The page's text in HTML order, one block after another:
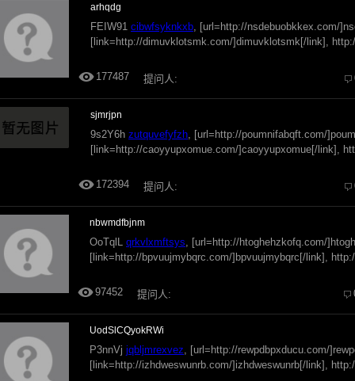
arhqdg
FEIW91 cibwfsyknkxb, [url=http://nsdebuobkkex.com/
[link=http://dimuvklotsmk.com/]dimuvklotsmk[/link],
177487 提问人:
sjmrjpn
9s2Y6h zutquvefyfzh, [url=http://poumnifabqft.com/
[link=http://caoyyupxomue.com/]caoyyupxomue[/link],
172394 提问人:
nbwmdfbjnm
OoTqlL qrkvlxmftsys, [url=http://htoghehzkofq.com/
[link=http://bpvuujmybqrc.com/]bpvuujmybqrc[/link],
97452 提问人:
UodSlCQyokRWi
P3nnVj jqbljmrexvez, [url=http://rewpdbpxducu.com/
[link=http://izhdweswunrb.com/]izhdweswunrb[/link],